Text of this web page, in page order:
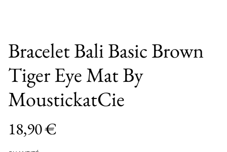
Bracelet Bali Basic Brown
Tiger Eye Mat By
MoustickatCie
18,90 €